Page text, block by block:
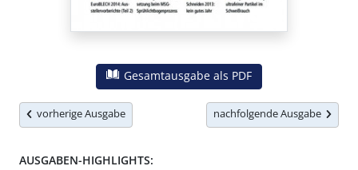
Gesamtausgabe als PDF
vorherige Ausgabe nachfolgende Ausgabe
AUSGABEN-HIGHLIGHTS: